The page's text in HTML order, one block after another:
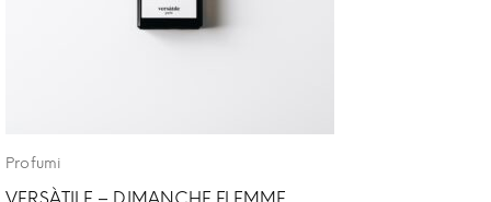
Profumi